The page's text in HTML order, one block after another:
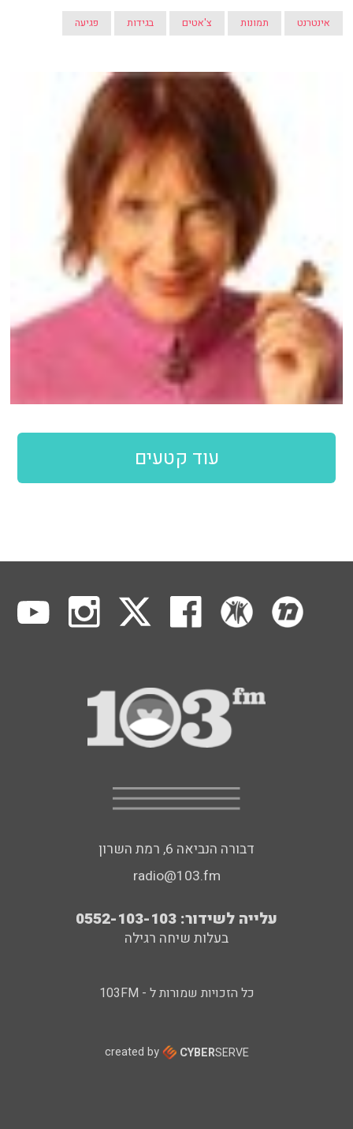
אינטרנט תמונות צ'אטים בגידות פגיעה
עוד קטעים
דבורה הנביאה 6, רמת השרון
radio@103.fm
עלייה לשידור: 0552-103-103
בעלות שיחה רגילה
כל הזכויות שמורות ל - 103FM
created by CYBERSERVE